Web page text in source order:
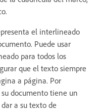
el interlineado
Puede usar
para todos los
que el texto siempre
a página. Por
documento tiene un
a su texto de